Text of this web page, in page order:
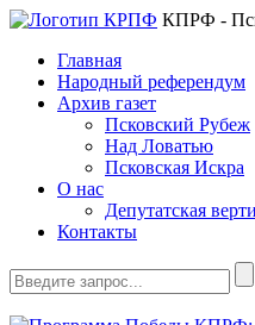
КПРФ -
Главная
Народный референдум
Архив газет
Псковский Рубеж
Над Ловатью
Псковская Искра
О нас
Депутатская
Контакты